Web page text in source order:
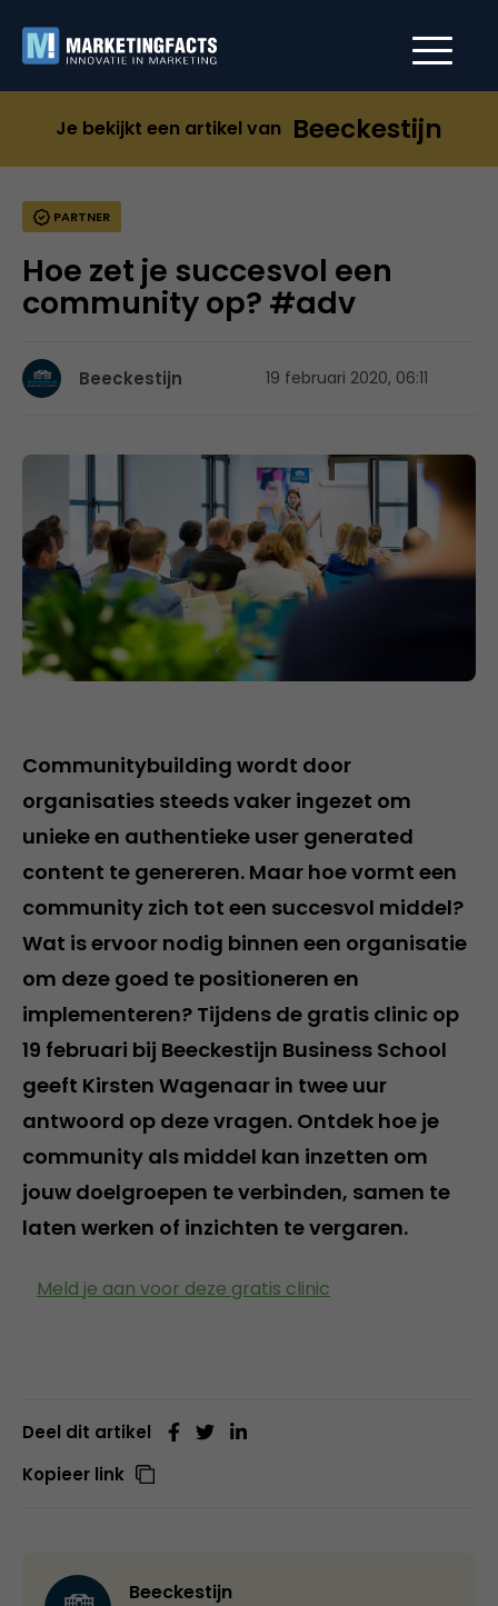
Je bekijkt een artikel van Beeckestijn
PARTNER
Hoe zet je succesvol een
community op? #adv
Beeckestijn 19 februari 2020, 06:11
Communitybuilding wordt door
organisaties steeds vaker ingezet om
unieke en authentieke user generated
content te genereren. Maar hoe vormt een
community zich tot een succesvol middel?
Wat is ervoor nodig binnen een organisatie
om deze goed te positioneren en
implementeren? Tijdens de gratis clinic op
19 februari bij Beeckestijn Business School
geeft Kirsten Wagenaar in twee uur
antwoord op deze vragen. Ontdek hoe je
community als middel kan inzetten om
jouw doelgroepen te verbinden, samen te
laten werken of inzichten te vergaren.
Meld je aan voor deze gratis clinic
Deel dit artikel
Kopieer link
Beeckestijn